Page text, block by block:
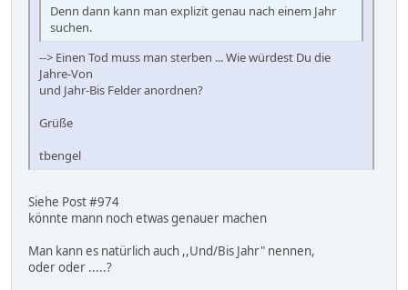
Denn dann kann man explizit genau nach einem Jahr
suchen.
--> Einen Tod muss man sterben ... Wie würdest Du die
Jahre-Von
und Jahr-Bis Felder anordnen?
Grüße
tbengel
Siehe Post #974
könnte mann noch etwas genauer machen
Man kann es natürlich auch ,,Und/Bis Jahr" nennen,
oder oder .....?